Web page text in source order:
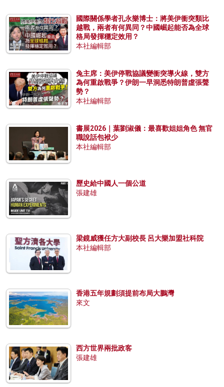
國際關係學者孔永樂博士：將美伊衝突類比
越戰，兩者有何異同？中國崛起能否為全球
格局發揮穩定效用？
本社編輯部
兔主席：美伊停戰協議變衝突導火線，雙方
為何重啟戰爭？伊朗一早洞悉特朗普虛張聲
勢？
本社編輯部
書展2026｜葉劉淑儀：最喜歡姐姐角色 無官
職說話包袱少
本社編輯部
歷史給中國人一個公道
張建雄
梁鏡威獲任方大副校長 呂大樂加盟社科院
本社編輯部
香港五年規劃須提前布局大鵬灣
來文
西方世界兩批政客
張建雄